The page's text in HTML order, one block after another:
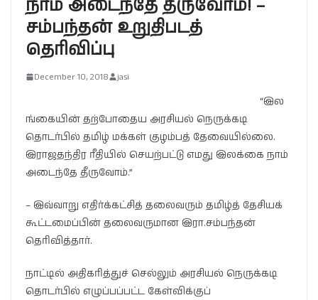
நாம் அடைந்தே தீருவோம்! –
சம்பந்தன் உறுதிபடத்
தெரிவிப்பு
December 10, 2018 jasi
“இல
ங்கையின் தற்போதைய அரசியல் நெருக்கடி
தொடர்பில் தமிழ் மக்கள் குழம்பத் தேவையில்லை.
இராஜதந்திர ரீதியில் செயற்பட்டு எமது இலக்கை நாம்
அடைந்தே தீருவோம்.”
– இவ்வாறு எதிர்க்கட்சித் தலைவரும் தமிழ்த் தேசியக்
கூட்டமைப்பின் தலைவருமான இரா.சம்பந்தன்
தெரிவித்தார்.
நாட்டில் அதிகரித்துச் செல்லும் அரசியல் நெருக்கடி
தொடர்பில் எழுப்பப்பட்ட கேள்விக்குப்